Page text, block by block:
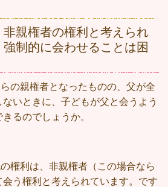
親権者の権利と考えられ
制的に会わせることは困
の親権者となったものの、父が全
いときに、子どもが父と会うよう
るのでしょうか。
権利は、非親権者（この場合なら
う権利と考えられています。です